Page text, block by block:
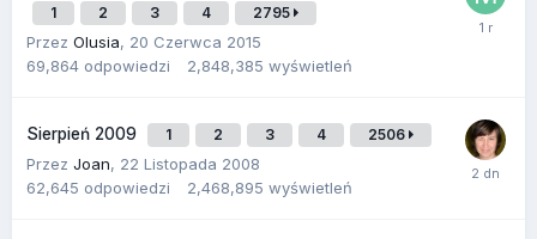
1 2 3 4 2795
Przez Olusia, 20 Czerwca 2015
69,864 odpowiedzi 2,848,385 wyświetleń
Sierpień 2009 1 2 3 4 2506
Przez Joan, 22 Listopada 2008
62,645 odpowiedzi 2,468,895 wyświetleń